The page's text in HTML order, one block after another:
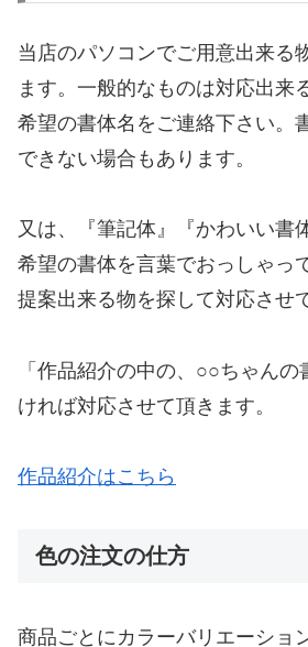
当店のパソコンでご用意出来る
ます。一般的なものは対応出来
希望の書体名をご連絡下さい。
できない場合もあります。
又は、『筆記体』『かわいい書
希望の書体を言葉でおっしゃっ
提案出来る物を探して対応させ
「作品紹介の中の、○○ちゃん
ければ対応させて頂きます。
作品紹介はこちら
色の注文の仕方
商品ごとにカラーバリエーショ